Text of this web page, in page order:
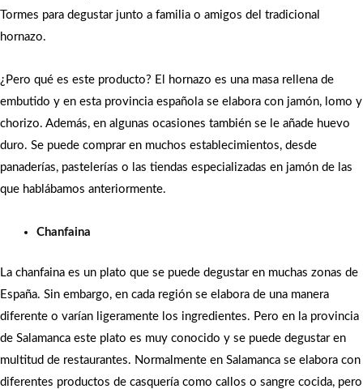
Tormes para degustar junto a familia o amigos del tradicional
hornazo.
¿Pero qué es este producto? El hornazo es una masa rellena de
embutido y en esta provincia española se elabora con jamón, lomo y
chorizo. Además, en algunas ocasiones también se le añade huevo
duro. Se puede comprar en muchos establecimientos, desde
panaderías, pastelerías o las tiendas especializadas en jamón de las
que hablábamos anteriormente.
Chanfaina
La chanfaina es un plato que se puede degustar en muchas zonas de
España. Sin embargo, en cada región se elabora de una manera
diferente o varían ligeramente los ingredientes. Pero en la provincia
de Salamanca este plato es muy conocido y se puede degustar en
multitud de restaurantes. Normalmente en Salamanca se elabora con
diferentes productos de casquería como callos o sangre cocida, pero